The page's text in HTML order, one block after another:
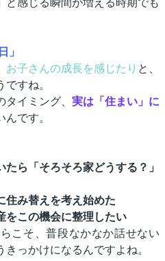
」
お子さんの成長を感じたり と、
すね。
イミング、 実は「住まい」に
です。
たら「そろそろ家どうする？」
住み替えを考え始めた
をこの機会に整理したい
こそ、普段なかなか話せない
きっかけになるんですよね。